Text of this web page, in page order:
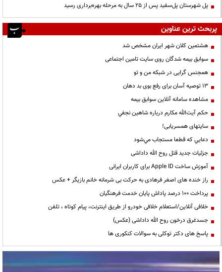
پل شهرستان پل‌سفید پس از ۲۵ سال به مرحله بهره‌برداری رسید
پربحث ترین عناوین
هشتمین کلان شهر ایران مشخص شد
سوابق بیمه شدگان روی سایت تامین اجتماعی
همجنس گرایی در شبکه من و تو
13 توصیه آسان برای رفع بوی بد دهان
مشاهده سامانه آنلاين سوابق بیمه
حكم آيت‌الله مكارم درباره شاهين نجفي
سایتهای همسریابی!
دعايي كه قطعا مستجاب مي‌شود
جزئیات جدید قتل روح الله داداشی
آموزش ساخت Apple ID برای کاربران ایرانی
راز خنده های اصغر فرهادی به حرکت بی شرمانه خانم بازیگر + عکس
پرداخت ۱۰۰ درصد پاداش پایان خدمت فرهنگیان
خلافی آنلاین/استعلام خلافی خودرو از طریق اینترنت، پیام کوتاه ، تلفن
جسدغرق درخون روح الله داداشی (عکس)
پاسخ های دکتر توکلی به سوالات کنکوری ها